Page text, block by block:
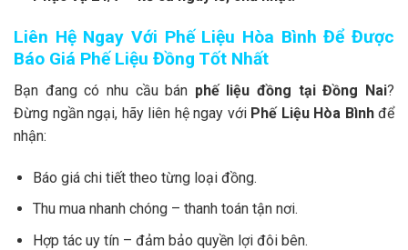
Liên Hệ Ngay Với Phế Liệu Hòa Bình Để Được
Báo Giá Phế Liệu Đồng Tốt Nhất
Bạn đang có nhu cầu bán phế liệu đồng tại Đồng Nai?
Đừng ngần ngại, hãy liên hệ ngay với Phế Liệu Hòa Bìnhđể
nhận:
Báo giá chi tiết theo từng loại đồng.
Thu mua nhanh chóng – thanh toán tận nơi.
Hợp tác uy tín – đảm bảo quyền lợi đôi bên.